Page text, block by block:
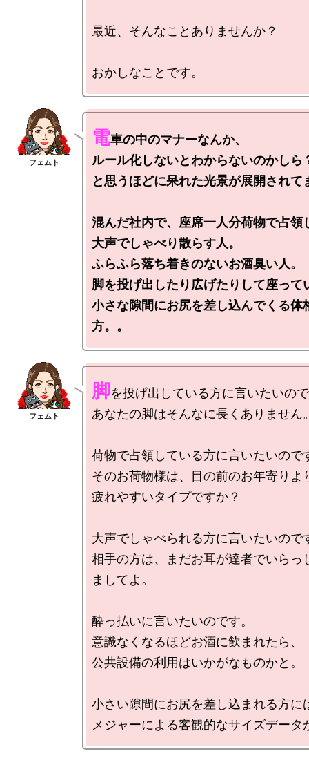
最近、そんなことありませんか？
電車の中のマナーなんか、
ルール化しないとわからないのかしら
と思うほどに呆れた光景が展開されて
混んだ社内で、座席一人分荷物で占領
大声でしゃべり散らす人。
ふらふら落ち着きのないお酒臭い人。
脚を投げ出したり広げたりして座って
小さな隙間にお尻を差し込んでくる体
方。。
脚を投げ出している方に言いたいの
あなたの脚はそんなに長くありません
荷物で占領している方に言いたいので
そのお荷物様は、目の前のお年寄りよ
疲れやすいタイプですか？
大声でしゃべられる方に言いたいので
相手の方は、まだお耳が達者でいらっ
ましてよ。
酔っ払いに言いたいのです。
意識なくなるほどお酒に飲まれたら、
公共設備の利用はいかがなものかと。
小さい隙間にお尻を差し込まれる方に